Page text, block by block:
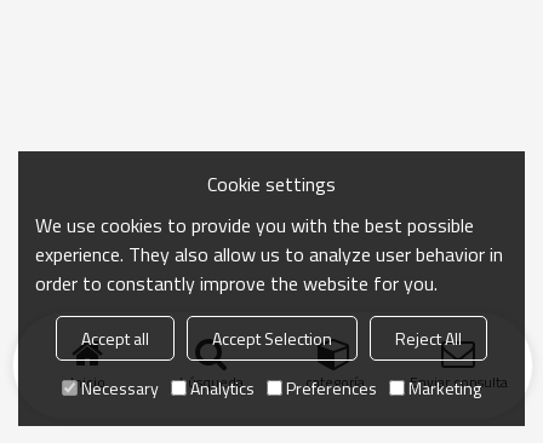
Inicio búsqueda categoría Enviar consulta
Cookie settings
We use cookies to provide you with the best possible
experience. They also allow us to analyze user behavior in
order to constantly improve the website for you.
Accept all Accept Selection
Reject All
Necessary
Analytics Preferences Marketing